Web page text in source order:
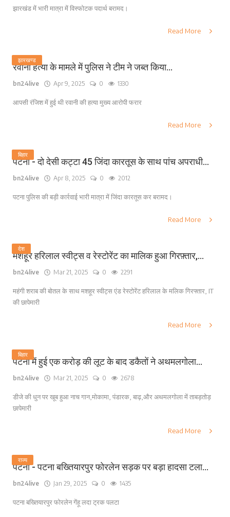
झारखंड में भारी मात्रा में विस्फोटक पदार्थ बरामद।
Read More
झारखण्ड
रवानी हत्या के मामले में पुलिस ने टीम ने जब्त किया...
bn24live Apr 9, 2025 0 1330
आपसी रंजिश में हुई थी रवानी की हत्या मुख्य आरोपी फरार
Read More
बिहार
पटना - दो देसी कट्टा 45 जिंदा कारतूस के साथ पांच अपराधी...
bn24live Apr 8, 2025 0 2012
पटना पुलिस की बड़ी कार्रवाई भारी मात्रा में जिंदा कारतूस कर बरामद।
Read More
देश
मशहूर हरिलाल स्वीट्स व रेस्टोरेंट का मालिक हुआ गिरफ़्तार,...
bn24live Mar 21, 2025 0 2291
महंगी शराब की बोतल के साथ मशहूर स्वीट्स एंड रेस्टोरेंट हरिलाल के मलिक गिरफ्तार, IT
की छापेमारी
Read More
बिहार
पटना में हुई एक करोड़ की लूट के बाद डकैतों ने अथमलगोला...
bn24live Mar 21, 2025 0 2678
डीजे की धुन पर खूब हुआ नाच गान,मोकामा, पंडारक, बाढ़,और अथमलगोला में ताबड़तोड़
छापेमारी
Read More
राज्य
पटना - पटना बख्तियारपुर फोरलेन सड़क पर बड़ा हादसा टला...
bn24live Jan 29, 2025 0 1435
पटना बख्तियारपुर फोरलेन गेंहू लदा ट्रक पलटा